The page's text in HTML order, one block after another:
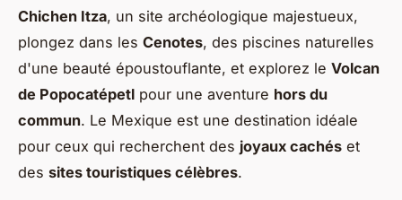
Chichen Itza, un site archéologique majestueux,
plongez dans les Cenotes, des piscines naturelles
d'une beauté époustouflante, et explorez le Volcan
de Popocatépetl pour une aventure hors du
commun. Le Mexique est une destination idéale
pour ceux qui recherchent des joyaux cachés et
des sites touristiques célèbres.